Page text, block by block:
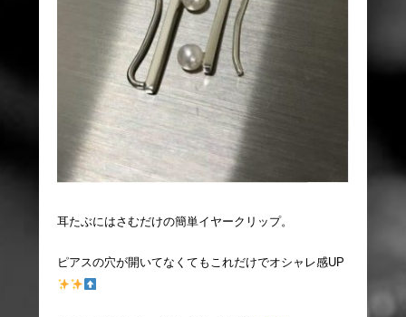
耳たぶにはさむだけの簡単イヤークリップ。
ピアスの穴が開いてなくてもこれだけでオシャレ感UP